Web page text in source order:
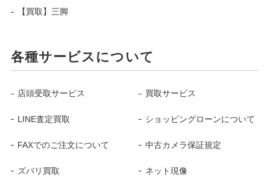
【買取】三脚
各種サービスについて
店頭受取サービス 買取サービス
LINE査定買取 ショッピングローンについて
FAXでのご注文について 中古カメラ保証規定
ズバリ買取 ネット現像